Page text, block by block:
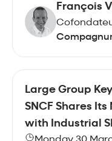
François
Large Group
SNCF Shares
with Industrial